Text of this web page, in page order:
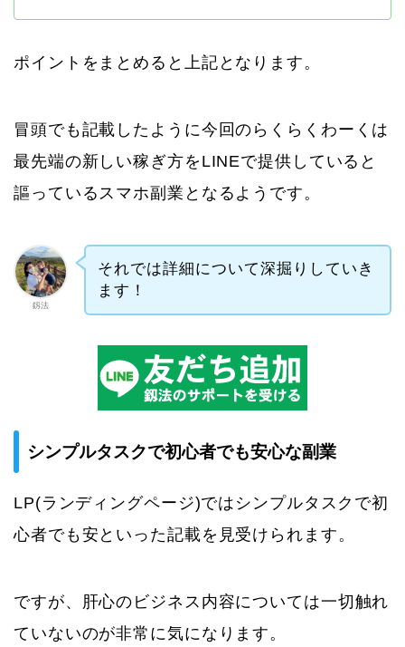
ポイントをまとめると上記となります。
冒頭でも記載したように今回のらくらくわーくは
最先端の新しい稼ぎ方をLINEで提供していると
謳っているスマホ副業となるようです。
釼法
それでは詳細について深掘りしていき
ます！
シンプルタスクで初心者でも安心な副業
LP(ランディングページ)ではシンプルタスクで初
心者でも安といった記載を見受けられます。
ですが、肝心のビジネス内容については一切触れ
ていないのが非常に気になります。